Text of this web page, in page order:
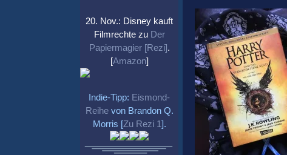
20. Nov.: Disney kauft
Filmrechte zu Der
Papiermagier [Rezi].
[Amazon]
Indie-Tipp: Eismond-
Reihevon Brandon Q.
Morris [Zu Rezi 1].